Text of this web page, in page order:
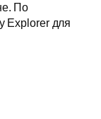
По
Explorer для